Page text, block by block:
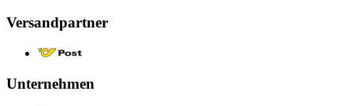
Versandpartner
Unternehmen